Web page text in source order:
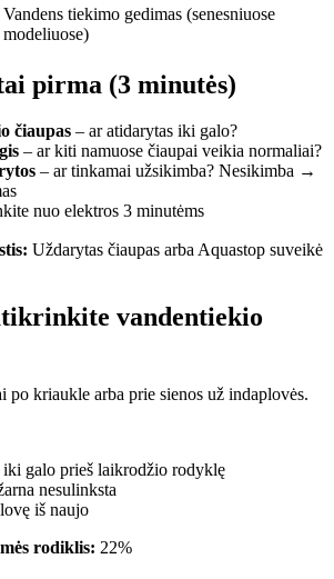
Vandens tiekimo gedimas (senesniuose
modeliuose)
pirma (3 minutės)
čiaupas – ar atidarytas iki galo?
– ar kiti namuose čiaupai veikia normaliai?
– ar tinkamai užsikimba? Nesikimba →
nuo elektros 3 minutėms
Uždarytas čiaupas arba Aquastop suveikė
vandentiekio
po kriaukle arba prie sienos už indaplovės.
iki galo prieš laikrodžio rodyklę
nesulinksta
iš naujo
rodiklis: 22%